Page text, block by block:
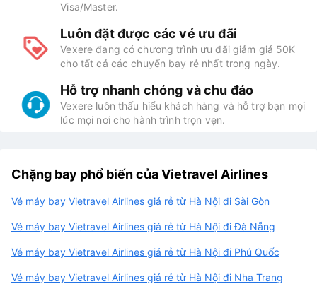
Visa/Master.
Luôn đặt được các vé ưu đãi
Vexere đang có chương trình ưu đãi giảm giá 50K
cho tất cả các chuyến bay rẻ nhất trong ngày.
Hỗ trợ nhanh chóng và chu đáo
Vexere luôn thấu hiểu khách hàng và hỗ trợ bạn mọi
lúc mọi nơi cho hành trình trọn vẹn.
Chặng bay phổ biến của Vietravel Airlines
Vé máy bay Vietravel Airlines giá rẻ từ Hà Nội đi Sài Gòn
Vé máy bay Vietravel Airlines giá rẻ từ Hà Nội đi Đà Nẵng
Vé máy bay Vietravel Airlines giá rẻ từ Hà Nội đi Phú Quốc
Vé máy bay Vietravel Airlines giá rẻ từ Hà Nội đi Nha Trang